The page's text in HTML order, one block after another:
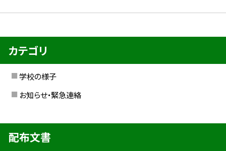
カテゴリ
学校の様子
お知らせ・緊急連絡
配布文書